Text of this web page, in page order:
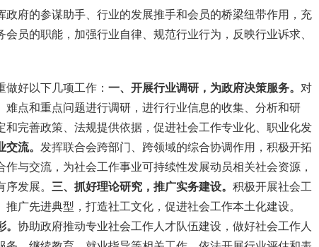
政府的参谋助手、行业的发展推手和会员的桥梁纽带作用，充
员的职能，加强行业自律、规范行业行为，反映行业诉求、
好以下几项工作： 一、开展行业调研，为政府决策服务。 对
难点和重点问题进行调研，进行行业信息的收集、分析和研
和完善政策、法规提供依据，促进社会工作专业化、职业化发
流。 发挥联合会跨部门、跨领域的综合协调作用，积极开拓
与交流，为社会工作事业可持续性发展动员相关社会资源，
发展。 三、抓好理论研究，推广实务建设。 积极开展社会工
广先进典型，打造社工文化，促进社会工作本土化建设。
协助政府推动专业社会工作人才队伍建设，做好社会工作人